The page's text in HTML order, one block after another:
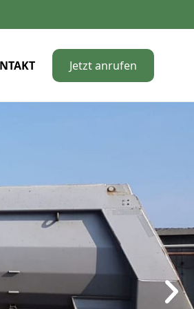
Jetzt anrufen